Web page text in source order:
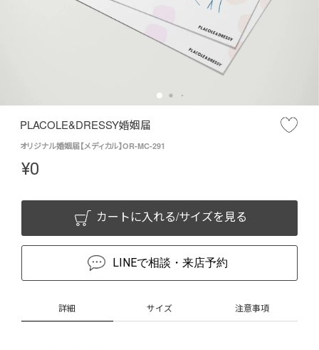
PLACOLE&DRESSY婚姻届
オリジナル婚姻届【メディカル】OR-MC-291
¥0
カートに入れる/サイズを見る
LINEで相談・来店予約
詳細 サイズ 注意事項